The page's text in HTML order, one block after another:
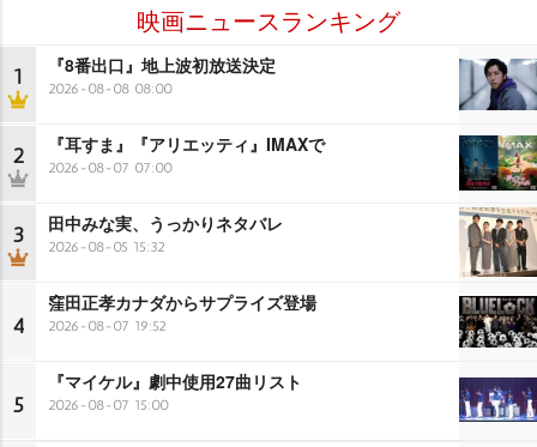
映画ニュースランキング
1 『8番出口』地上波初放送決定
2026-08-08 08:00
2 『耳すま』『アリエッティ』IMAXで
2026-08-07 07:00
3 田中みな実、うっかりネタバレ
2026-08-05 15:32
4
窪田正孝カナダからサプライズ登場
2026-08-07 19:52
5
『マイケル』劇中使用27曲リスト
2026-08-07 15:00